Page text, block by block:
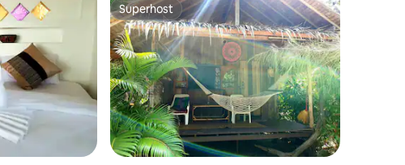
Superhost
Superhost